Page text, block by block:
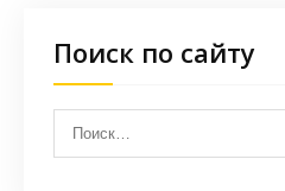
Поиск по сайту